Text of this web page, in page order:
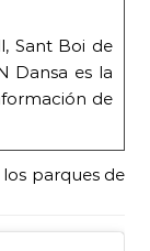
Sant Boi de
Dansa es la
de
los parques de